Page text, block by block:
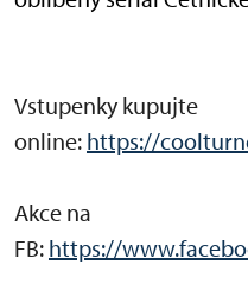
Vstupenky kupujte
online: https://
Akce na
FB: https://